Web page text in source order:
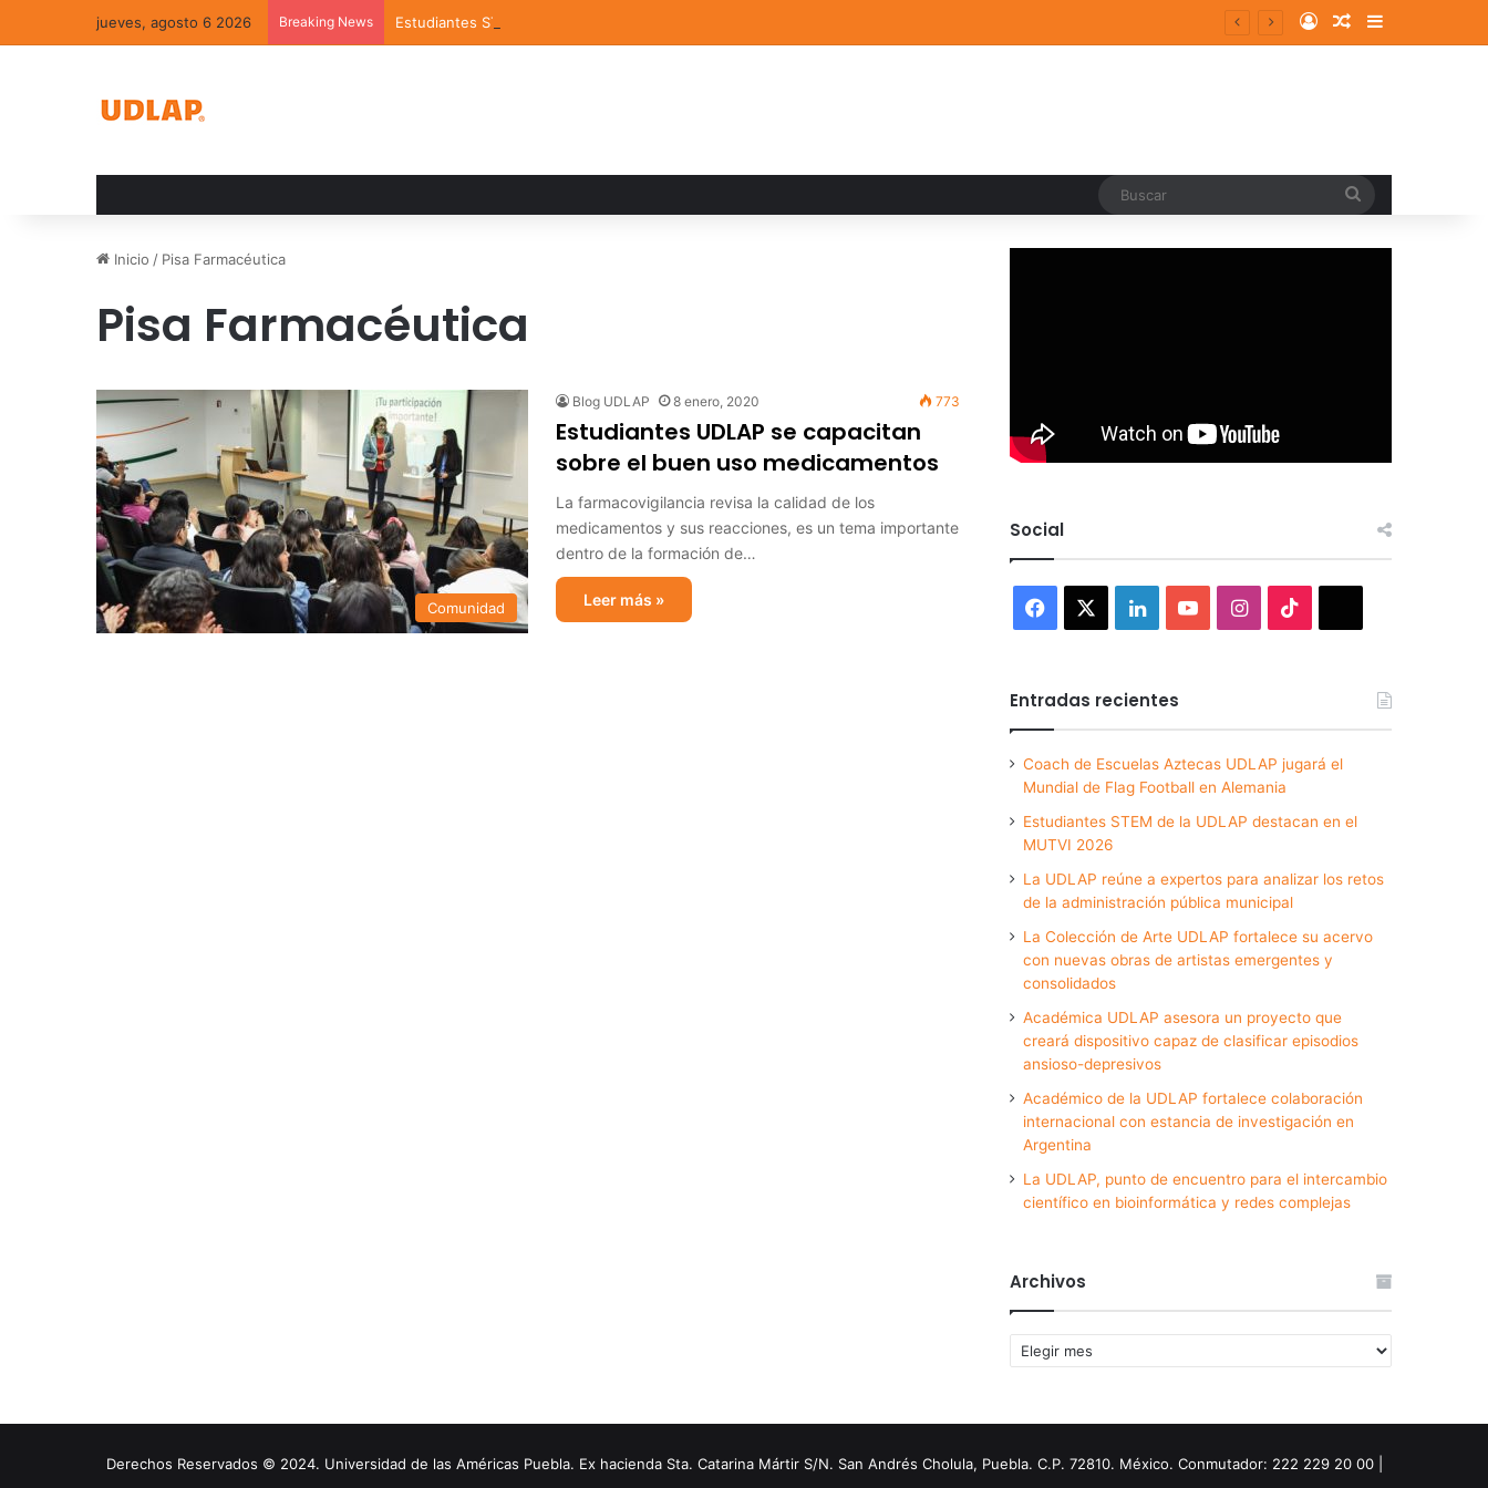
jueves, agosto 6 2026 Breaking News Estudiantes STEM de la UDLAP destacan en el MUTVI 2026 Log InRandom Article
Sidebar
Inicio / Pisa Farmacéutica
Pisa Farmacéutica
Comunidad
Blog UDLAP 8 enero, 2020 773
Estudiantes UDLAP se capacitan
sobre el buen uso medicamentos
La farmacovigilancia revisa la calidad de los
medicamentos y sus reacciones, es un tema importante
dentro de la formación de…
Leer más »
Social
Facebook LinkedInYouTubeInstagram
Entradas recientes
Coach de Escuelas Aztecas UDLAP jugará el
Mundial de Flag Football en Alemania
Estudiantes STEM de la UDLAP destacan en el
MUTVI 2026
La UDLAP reúne a expertos para analizar los retos
de la administración pública municipal
La Colección de Arte UDLAP fortalece su acervo
con nuevas obras de artistas emergentes y
consolidados
Académica UDLAP asesora un proyecto que
creará dispositivo capaz de clasificar episodios
ansioso-depresivos
Académico de la UDLAP fortalece colaboración
internacional con estancia de investigación en
Argentina
La UDLAP, punto de encuentro para el intercambio
científico en bioinformática y redes complejas
Archivos
Archivos
Derechos Reservados © 2024. Universidad de las Américas Puebla. Ex hacienda Sta. Catarina Mártir S/N. San Andrés Cholula, Puebla. C.P. 72810. México. Conmutador: 222 229 20 00 |